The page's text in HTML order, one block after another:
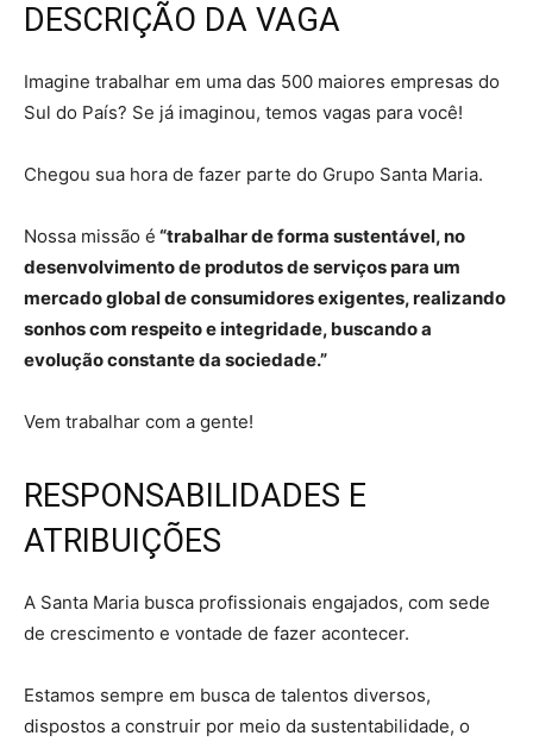
DESCRIÇÃO DA VAGA
Imagine trabalhar em uma das 500 maiores empresas do
Sul do País? Se já imaginou, temos vagas para você!
Chegou sua hora de fazer parte do Grupo Santa Maria.
Nossa missão é “trabalhar de forma sustentável, no
desenvolvimento de produtos de serviços para um
mercado global de consumidores exigentes, realizando
sonhos com respeito e integridade, buscando a
evolução constante da sociedade.”
Vem trabalhar com a gente!
RESPONSABILIDADES E
ATRIBUIÇÕES
A Santa Maria busca profissionais engajados, com sede
de crescimento e vontade de fazer acontecer.
Estamos sempre em busca de talentos diversos,
dispostos a construir por meio da sustentabilidade, o